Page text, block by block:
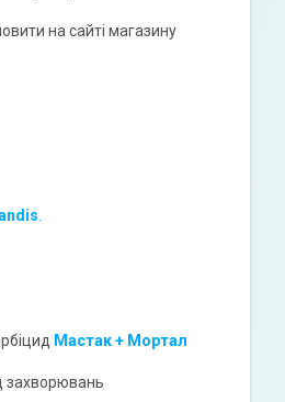
на сайті магазину
Мастак + Мортал
захворювань